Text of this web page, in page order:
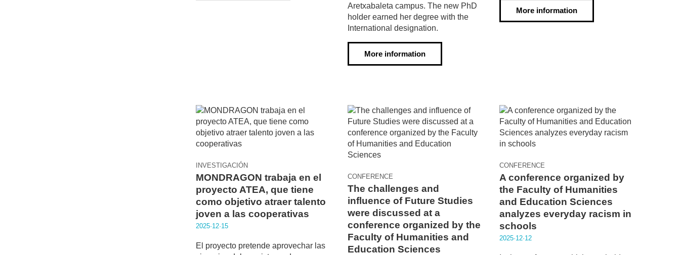
Aretxabaleta campus. The new PhD
holder earned her degree with the
International designation.
More information
More information
INVESTIGACIÓN
MONDRAGON trabaja en el
proyecto ATEA, que tiene
como objetivo atraer talento
joven a las cooperativas
2025·12·15
El proyecto pretende aprovechar las
CONFERENCE
The challenges and
influence of Future Studies
were discussed at a
conference organized by the
Faculty of Humanities and
Education Sciences
CONFERENCE
A conference organized by
the Faculty of Humanities
and Education Sciences
analyzes everyday racism in
schools
2025·12·12